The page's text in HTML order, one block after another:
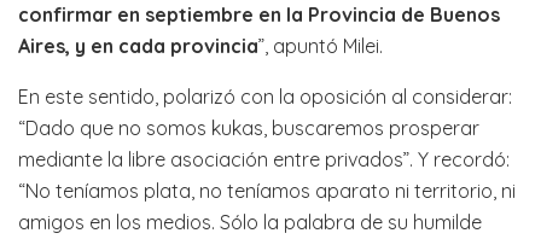
confirmar en septiembre en la Provincia de Buenos
Aires, y en cada provincia”, apuntó Milei.
En este sentido, polarizó con la oposición al considerar:
“Dado que no somos kukas, buscaremos prosperar
mediante la libre asociación entre privados”. Y recordó:
“No teníamos plata, no teníamos aparato ni territorio, ni
amigos en los medios. Sólo la palabra de su humilde